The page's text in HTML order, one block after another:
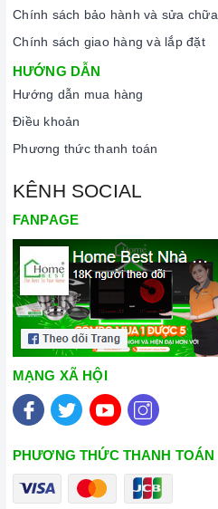
Chính sách bảo hành và sửa chữa
Chính sách giao hàng và lắp đặt
HƯỚNG DẪN
Hướng dẫn mua hàng
Điều khoản
Phương thức thanh toán
KÊNH SOCIAL
FANPAGE
MẠNG XÃ HỘI
PHƯƠNG THỨC THANH TOÁN